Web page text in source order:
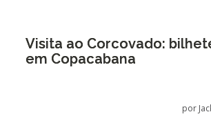
Visita ao Corcovado:
em Copacabana
por